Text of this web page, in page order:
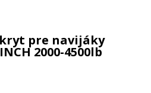
pre navijáky
2000-4500lb